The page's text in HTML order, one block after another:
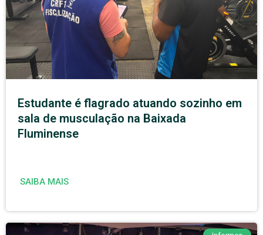
Estudante é flagrado atuando sozinho em
sala de musculação na Baixada
Fluminense
SAIBA MAIS